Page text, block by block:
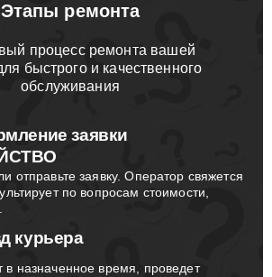
Этапы ремонта
процесс ремонта вашей
быстрого и качественного
обслуживания
заявки
отправьте заявку. Оператор свяжется
по вопросам стоимости,
курьера
в назначенное время, проведет